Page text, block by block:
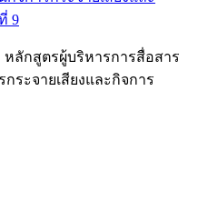
ลักสูตรผู้บริหารการสื่อสาร
ระจายเสียงและกิจการ